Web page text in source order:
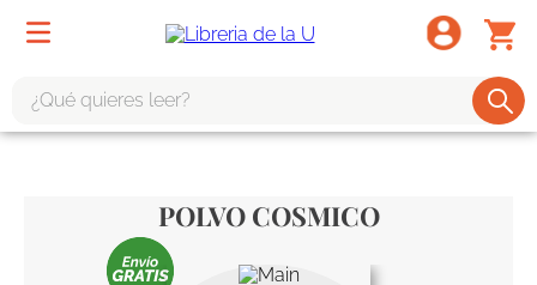
POLVO COSMICO
tote bag -
harry potter